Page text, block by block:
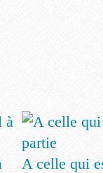
A celle qui